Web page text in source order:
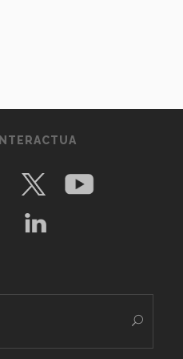
INTERACTUA